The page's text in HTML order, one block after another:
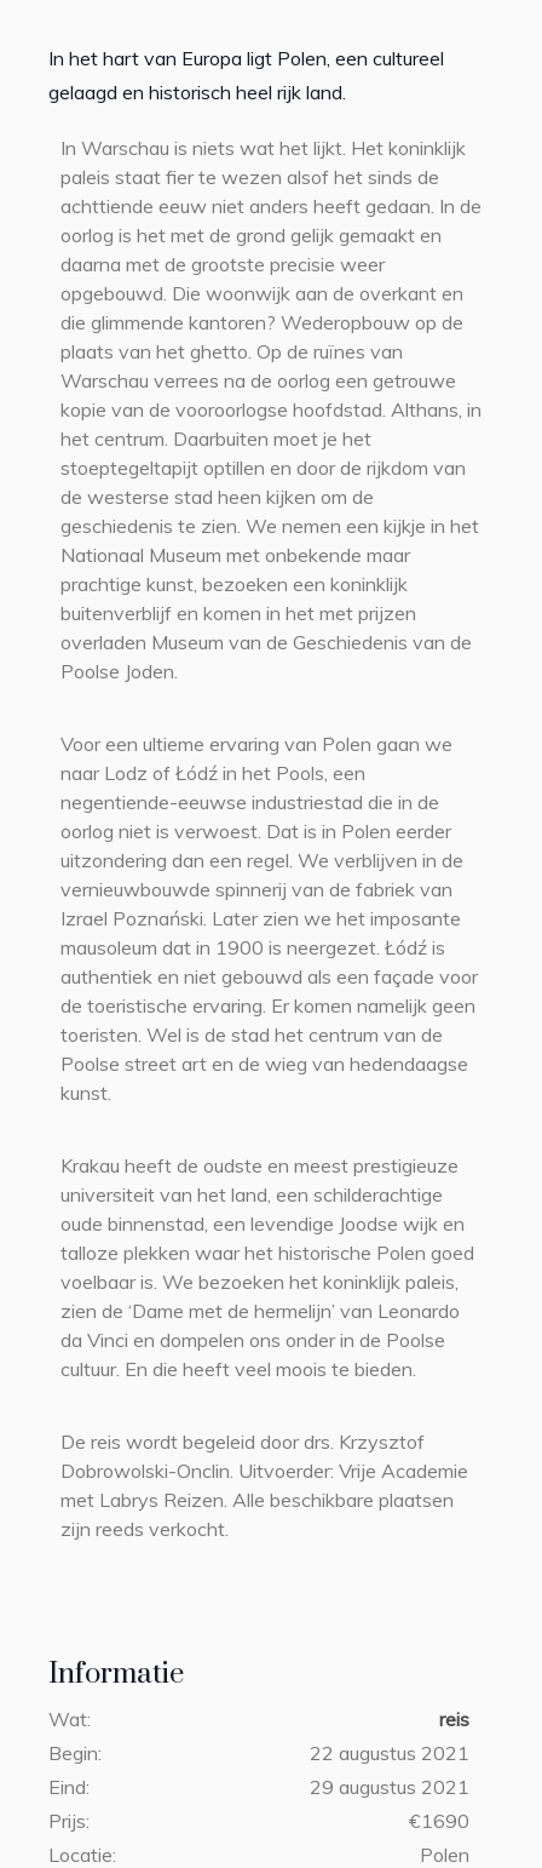
Informatie
Wat:
reis
Begin:
22 augustus 2021
Eind:
29 augustus 2021
Prijs:
€1690
Locatie:
Polen
In het hart van Europa ligt Polen, een cultureel
gelaagd en historisch heel rijk land.
In Warschau is niets wat het lijkt. Het koninklijk
paleis staat fier te wezen alsof het sinds de
achttiende eeuw niet anders heeft gedaan. In de
oorlog is het met de grond gelijk gemaakt en
daarna met de grootste precisie weer
opgebouwd. Die woonwijk aan de overkant en
die glimmende kantoren? Wederopbouw op de
plaats van het ghetto. Op de ruïnes van
Warschau verrees na de oorlog een getrouwe
kopie van de vooroorlogse hoofdstad. Althans, in
het centrum. Daarbuiten moet je het
stoeptegeltapijt optillen en door de rijkdom van
de westerse stad heen kijken om de
geschiedenis te zien. We nemen een kijkje in het
Nationaal Museum met onbekende maar
prachtige kunst, bezoeken een koninklijk
buitenverblijf en komen in het met prijzen
overladen Museum van de Geschiedenis van de
Poolse Joden.
Voor een ultieme ervaring van Polen gaan we
naar Lodz of Łódź in het Pools, een
negentiende-eeuwse industriestad die in de
oorlog niet is verwoest. Dat is in Polen eerder
uitzondering dan een regel. We verblijven in de
vernieuwbouwde spinnerij van de fabriek van
Izrael Poznański. Later zien we het imposante
mausoleum dat in 1900 is neergezet. Łódź is
authentiek en niet gebouwd als een façade voor
de toeristische ervaring. Er komen namelijk geen
toeristen. Wel is de stad het centrum van de
Poolse street art en de wieg van hedendaagse
kunst.
Krakau heeft de oudste en meest prestigieuze
universiteit van het land, een schilderachtige
oude binnenstad, een levendige Joodse wijk en
talloze plekken waar het historische Polen goed
voelbaar is. We bezoeken het koninklijk paleis,
zien de ‘Dame met de hermelijn’ van Leonardo
da Vinci en dompelen ons onder in de Poolse
cultuur. En die heeft veel moois te bieden.
De reis wordt begeleid door drs. Krzysztof
Dobrowolski-Onclin. Uitvoerder: Vrije Academie
met Labrys Reizen. Alle beschikbare plaatsen
zijn reeds verkocht.